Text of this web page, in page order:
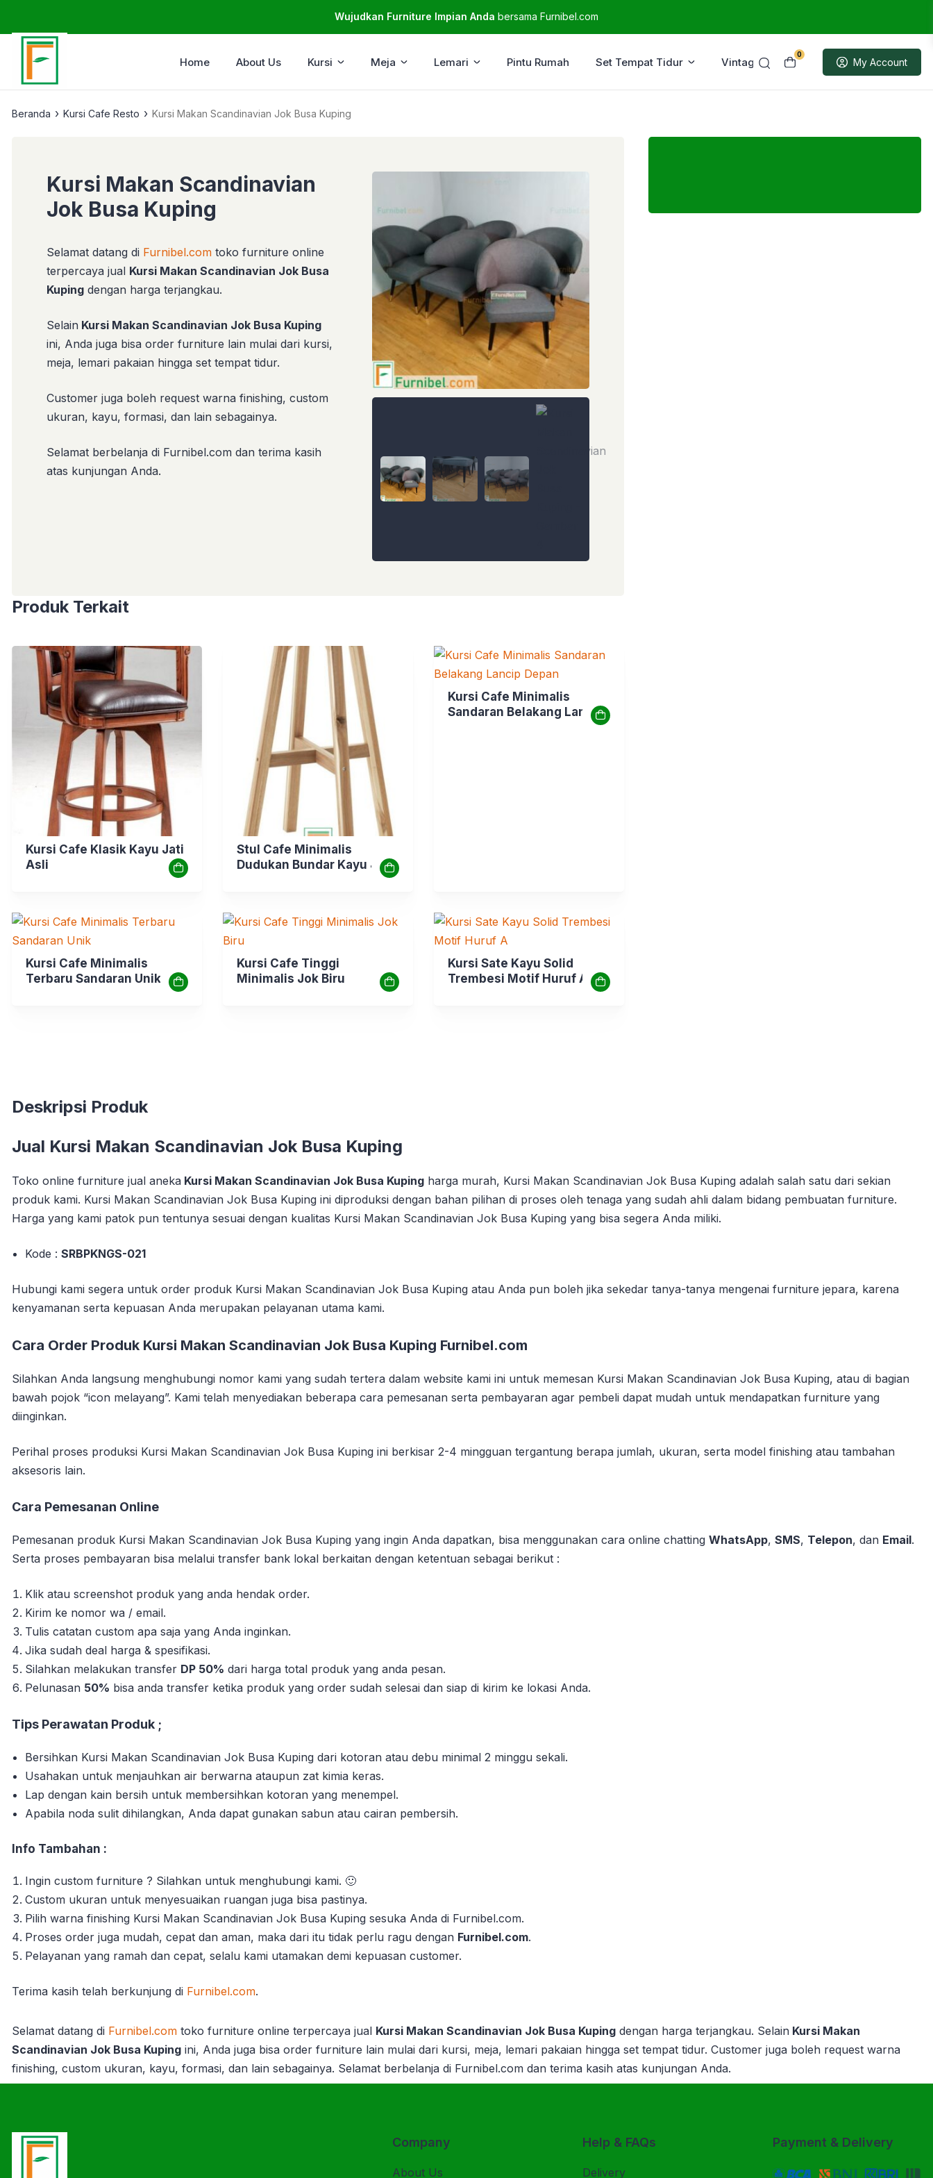
Wujudkan Furniture Impian Anda bersama Furnibel.com
0
My Account
Home About Us Kursi Meja Lemari Pintu Rumah Set Tempat Tidur Vintage Sample
Beranda › Kursi Cafe Resto › Kursi Makan Scandinavian Jok Busa Kuping
Kursi Makan Scandinavian
Jok Busa Kuping
Selamat datang di Furnibel.com toko furniture online
terpercaya jual Kursi Makan Scandinavian Jok Busa
Kuping dengan harga terjangkau.
Selain Kursi Makan Scandinavian Jok Busa Kuping
ini, Anda juga bisa order furniture lain mulai dari kursi,
meja, lemari pakaian hingga set tempat tidur.
Customer juga boleh request warna finishing, custom
ukuran, kayu, formasi, dan lain sebagainya.
Selamat berbelanja di Furnibel.com dan terima kasih
atas kunjungan Anda.
Produk Terkait
Kursi Cafe Klasik Kayu Jati
Asli
Stul Cafe Minimalis
Dudukan Bundar Kayu Jati
Kursi Cafe Minimalis
Sandaran Belakang Lancip
Kursi Cafe Minimalis
Terbaru Sandaran Unik
Kursi Cafe Tinggi
Minimalis Jok Biru
Kursi Sate Kayu Solid
Trembesi Motif Huruf A
Deskripsi Produk
Jual Kursi Makan Scandinavian Jok Busa Kuping
Toko online furniture jual aneka Kursi Makan Scandinavian Jok Busa Kuping harga murah, Kursi Makan Scandinavian Jok Busa Kuping adalah salah satu dari sekian
produk kami. Kursi Makan Scandinavian Jok Busa Kuping ini diproduksi dengan bahan pilihan di proses oleh tenaga yang sudah ahli dalam bidang pembuatan furniture.
Harga yang kami patok pun tentunya sesuai dengan kualitas Kursi Makan Scandinavian Jok Busa Kuping yang bisa segera Anda miliki.
Kode :SRBPKNGS-021
Hubungi kami segera untuk order produk Kursi Makan Scandinavian Jok Busa Kuping atau Anda pun boleh jika sekedar tanya-tanya mengenai furniture jepara, karena
kenyamanan serta kepuasan Anda merupakan pelayanan utama kami.
Cara Order Produk Kursi Makan Scandinavian Jok Busa Kuping Furnibel.com
Silahkan Anda langsung menghubungi nomor kami yang sudah tertera dalam website kami ini untuk memesan Kursi Makan Scandinavian Jok Busa Kuping, atau di bagian
bawah pojok “icon melayang”. Kami telah menyediakan beberapa cara pemesanan serta pembayaran agar pembeli dapat mudah untuk mendapatkan furniture yang
diinginkan.
Perihal proses produksi Kursi Makan Scandinavian Jok Busa Kuping ini berkisar 2-4 mingguan tergantung berapa jumlah, ukuran, serta model finishing atau tambahan
aksesoris lain.
Cara Pemesanan Online
Pemesanan produk Kursi Makan Scandinavian Jok Busa Kuping yang ingin Anda dapatkan, bisa menggunakan cara online chatting WhatsApp, SMS, Telepon, dan Email.
Serta proses pembayaran bisa melalui transfer bank lokal berkaitan dengan ketentuan sebagai berikut :
Klik atau screenshot produk yang anda hendak order.
Kirim ke nomor wa / email.
Tulis catatan custom apa saja yang Anda inginkan.
Jika sudah deal harga & spesifikasi.
Silahkan melakukan transfer DP 50% dari harga total produk yang anda pesan.
Pelunasan 50% bisa anda transfer ketika produk yang order sudah selesai dan siap di kirim ke lokasi Anda.
Tips Perawatan Produk ;
Bersihkan Kursi Makan Scandinavian Jok Busa Kuping dari kotoran atau debu minimal 2 minggu sekali.
Usahakan untuk menjauhkan air berwarna ataupun zat kimia keras.
Lap dengan kain bersih untuk membersihkan kotoran yang menempel.
Apabila noda sulit dihilangkan, Anda dapat gunakan sabun atau cairan pembersih.
Info Tambahan :
Ingin custom furniture ? Silahkan untuk menghubungi kami. 🙂
Custom ukuran untuk menyesuaikan ruangan juga bisa pastinya.
Pilih warna finishing Kursi Makan Scandinavian Jok Busa Kuping sesuka Anda di Furnibel.com.
Proses order juga mudah, cepat dan aman, maka dari itu tidak perlu ragu dengan Furnibel.com.
Pelayanan yang ramah dan cepat, selalu kami utamakan demi kepuasan customer.
Terima kasih telah berkunjung di Furnibel.com.
Selamat datang di Furnibel.com toko furniture online terpercaya jual Kursi Makan Scandinavian Jok Busa Kuping dengan harga terjangkau. Selain Kursi Makan
Scandinavian Jok Busa Kuping ini, Anda juga bisa order furniture lain mulai dari kursi, meja, lemari pakaian hingga set tempat tidur. Customer juga boleh request warna
finishing, custom ukuran, kayu, formasi, dan lain sebagainya. Selamat berbelanja di Furnibel.com dan terima kasih atas kunjungan Anda.
Company
About Us
Help & FAQs
Delivery
Payment & Delivery